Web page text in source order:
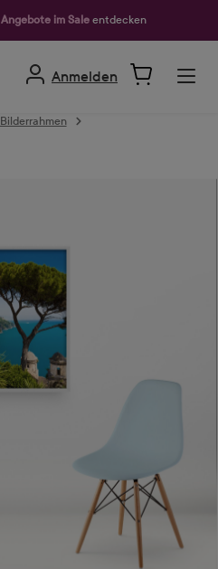
Angebote im Sale entdecken
Anmelden
Bilderrahmen